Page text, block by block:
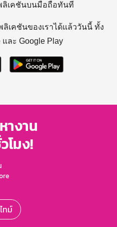
ลิเคชันบนมือถือทันที
ลิเคชันของเราได้แล้ววันนี้ ทั้ง
และ Google Play
างาน
โมง!
ทม์